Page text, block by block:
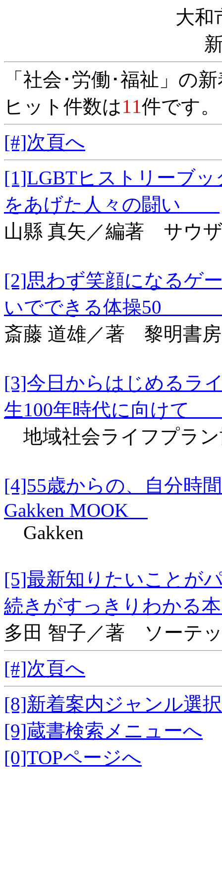
大和
「社会･労働･福祉」の
ヒット件数は11件です
[#]次頁へ
[1]LGBTヒストリーブ
をあげた人々の闘い
山縣 真矢／編著 サウ
[2]思わず笑顔になるゲ
いでできる体操
斎藤 道雄／著 黎明書房
[3]今日からはじめる
生100年時代に向け
地域社会ライフプラ
[4]55歳からの、自分
Gakken MOOK
Gakken
[5]最新知りたいことが
続きがすっきり
多田 智子／著 ソーテ
[#]次頁へ
[8]新着案内ジャンル選
[9]蔵書検索メニューへ
[0]TOPページへ